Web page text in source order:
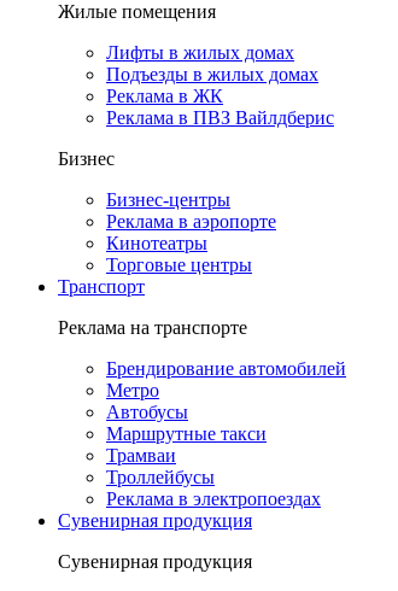
Жилые помещения
Лифты в жилых домах
Подъезды в жилых домах
Реклама в ЖК
Реклама в ПВЗ Вайлдберис
Бизнес
Бизнес-центры
Реклама в аэропорте
Кинотеатры
Торговые центры
Транспорт
Реклама на транспорте
Брендирование автомобилей
Метро
Автобусы
Маршрутные такси
Трамваи
Троллейбусы
Реклама в электропоездах
Сувенирная продукция
Сувенирная продукция